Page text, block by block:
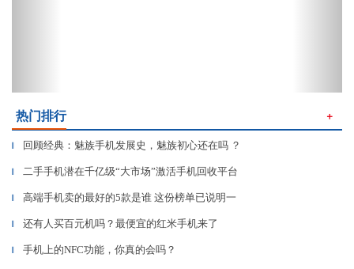
热门排行 ＋
▎ 回顾经典：魅族手机发展史，魅族初心还在吗 ？
▎ 二手手机潜在千亿级“大市场”激活手机回收平台
▎ 高端手机卖的最好的5款是谁 这份榜单已说明一
▎ 还有人买百元机吗？最便宜的红米手机来了
▎ 手机上的NFC功能，你真的会吗？